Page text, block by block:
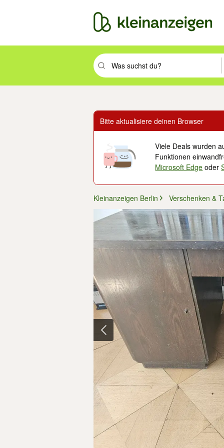
Suchbegriff eingeben. Eingabetaste
Bitte aktualisiere deinen Browser
Viele Deals wurden
Funktionen
Microsoft Edge oder
Kleinanzeigen Berlin Verschenken &